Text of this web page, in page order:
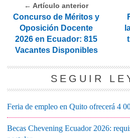
← Artículo anterior
Concurso de Méritos y
Oposición Docente
2026 en Ecuador: 815
Vacantes Disponibles
SEGUIR
Feria de empleo en Quito ofrecerá 4
Becas Chevening Ecuador 2026: